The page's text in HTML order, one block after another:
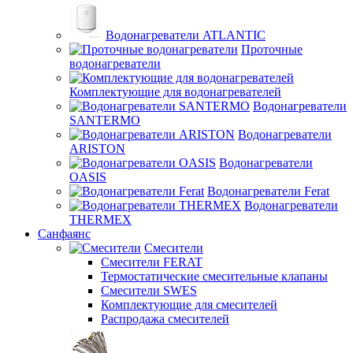
Водонагреватели ATLANTIC
Проточные
водонагреватели
Комплектующие для водонагревателей
Водонагреватели
SANTERMO
Водонагреватели
ARISTON
Водонагреватели
OASIS
Водонагреватели Ferat
Водонагреватели
THERMEX
Санфаянс
Смесители
Смесители FERAT
Термостатические смесительные клапаны
Смесители SWES
Комплектующие для смесителей
Распродажа смесителей